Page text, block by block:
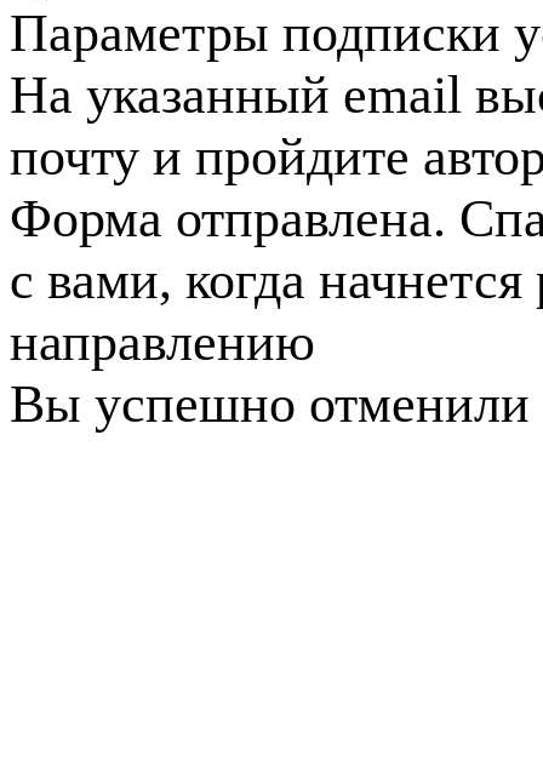
Параметры подписки
На указанный email
почту и пройдите
Форма отправлена.
с вами, когда
направлению
Вы успешно отменили